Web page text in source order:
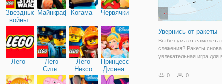
Звездные
войны
МайнкрафтКогама Червячки
Лего
Лего
Сити
Лего
Нексо
Найтс
Принцессы
Диснея
Увернись от ракеты
Вы без ума от самолета
слежения? Ракеты
увлекательная игра для
игре вам нужно
0 0